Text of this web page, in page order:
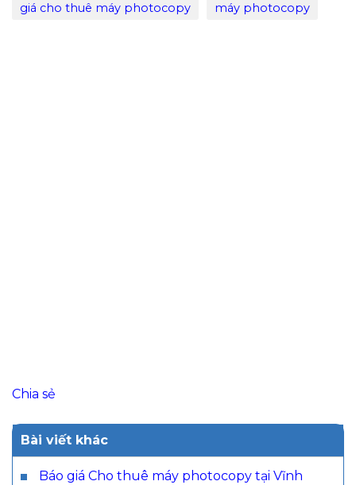
giá cho thuê máy photocopy máy photocopy
Chia sẻ
Bài viết khác
Báo giá Cho thuê máy photocopy tại Vĩnh